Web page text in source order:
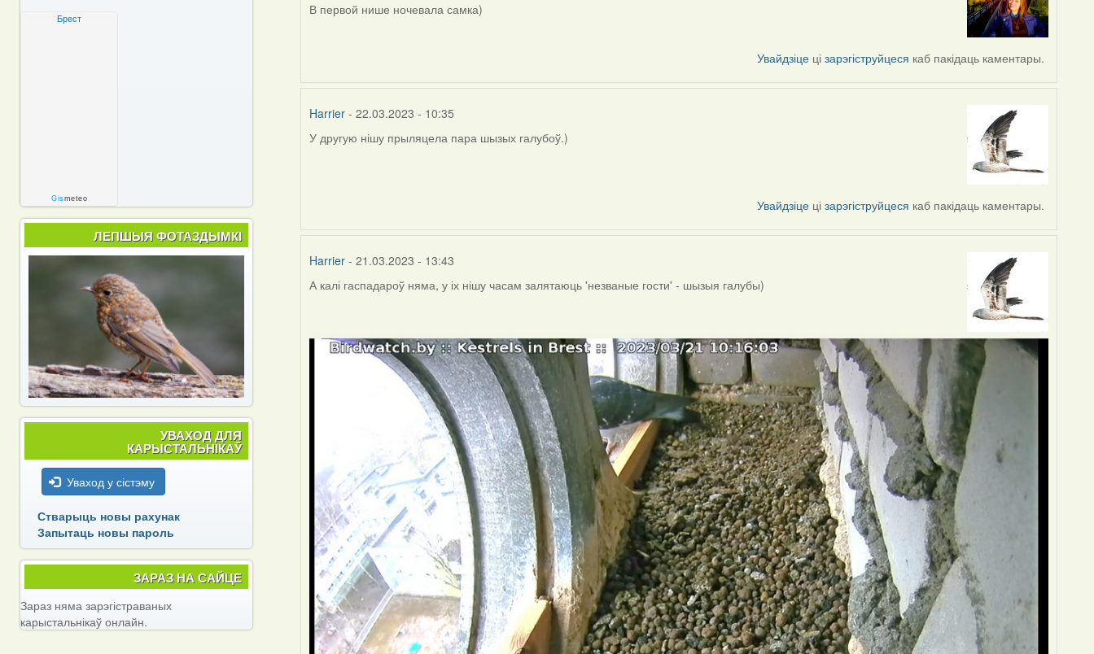
В первой нише ночевала самка)
Увайдзіце цізарэгіструйцеся каб пакідаць каментары.
Harrier - 22.03.2023 - 10:35
У другую нішу прыляцела пара шызых галубоў.)
Увайдзіце цізарэгіструйцеся каб пакідаць каментары.
Harrier - 21.03.2023 - 13:43
А калі гаспадароў няма, у іх нішу часам залятаюць 'незваные гости' - шызыя галубы)
Брест
Gismeteo
ЛЕПШЫЯ ФОТАЗДЫМКІ
УВАХОД ДЛЯ
КАРЫСТАЛЬНІКАЎ
Уваход у сістэму
Стварыць новы рахунак
Запытаць новы пароль
ЗАРАЗ НА САЙЦЕ
Зараз няма зарэгістраваных
карыстальнікаў онлайн.